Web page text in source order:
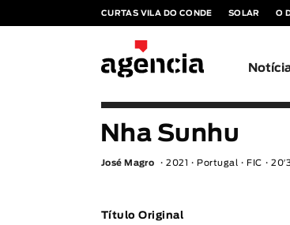
CURTAS VILA DO CONDE SOLAR O
Nha Sunhu
José Magro 2021 Portugal FIC
Título Original